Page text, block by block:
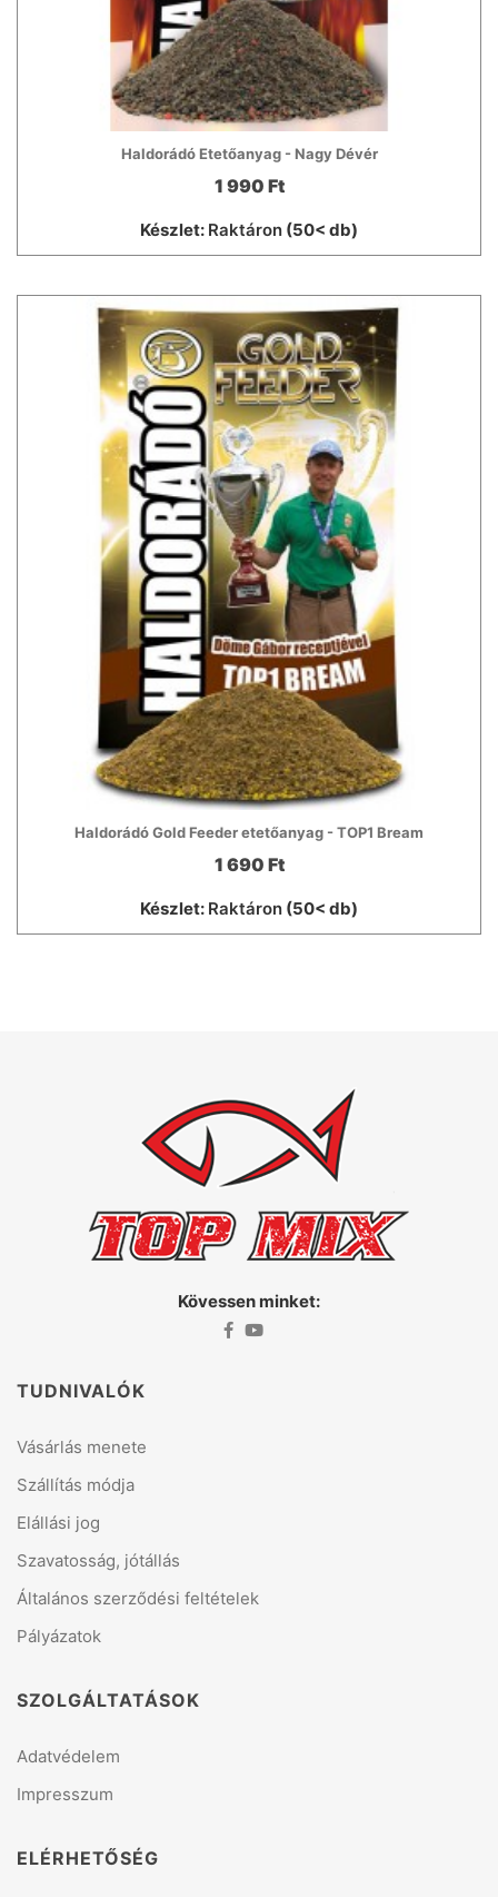
Haldorádó Etetőanyag - Nagy Dévér
1 990 Ft
Készlet: Raktáron (50< db)
Haldorádó Gold Feeder etetőanyag - TOP1 Bream
1 690 Ft
Készlet: Raktáron (50< db)
Kövessen minket:
TUDNIVALÓK
Vásárlás menete
Szállítás módja
Elállási jog
Szavatosság, jótállás
Általános szerződési feltételek
Pályázatok
SZOLGÁLTATÁSOK
Adatvédelem
Impresszum
ELÉRHETŐSÉG